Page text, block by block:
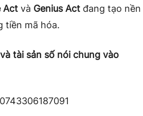
Act và Genius Act đang tạo nền
tiền mã hóa.
tài sản số nói chung vào